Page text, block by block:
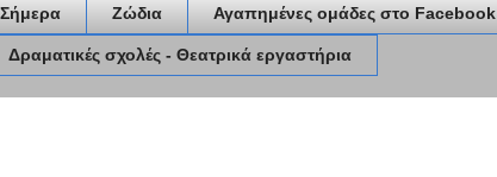
Ζώδια Αγαπημένες ομάδες στο Facebook
Δραματικές σχολές - Θεατρικά εργαστήρια